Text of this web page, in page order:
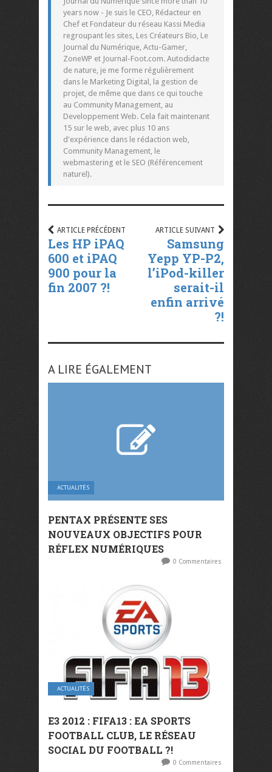
years now - Je suis le CEO, Rédacteur en
Chef et Fondateur du réseau Kassi Media
regroupant les sites, Les Créateurs Bio, Le
Journal du Numérique, Actu-Gamer,
ZoneWP et Journal-Foot.com. Autodidacte
de nature, je me forme régulièrement
dans le Marketing Digital, la gestion de
projet, de même que dans ce qui touche
au Community Management, au
Developpement Web. Cela fait maintenant
15 sur le web, avec plus 10 ans
d'expérience dans le rédaction web,
Community Management, le
webmastering et le SEO (Référencement
naturel).
ARTICLE PRÉCÉDENT
Les HP iPAQ
600 et iPAQ
900 pour la
fin 2007 ?!
ARTICLE SUIVANT
Samsung
Yepp YP-P2,
l’iPod-killer
serait-il
enfin arrivé
?!
A LIRE ÉGALEMENT
ACTUALITÉS
PENTAX PRÉSENTE SES
NOUVEAUX OBJECTIFS POUR
RÉFLEX NUMÉRIQUES
0 Commentaires
ACTUALITÉS
E3 2012 : FIFA13 : EA SPORTS
FOOTBALL CLUB, LE RÉSEAU
SOCIAL DU FOOTBALL ?!
0 Commentaires